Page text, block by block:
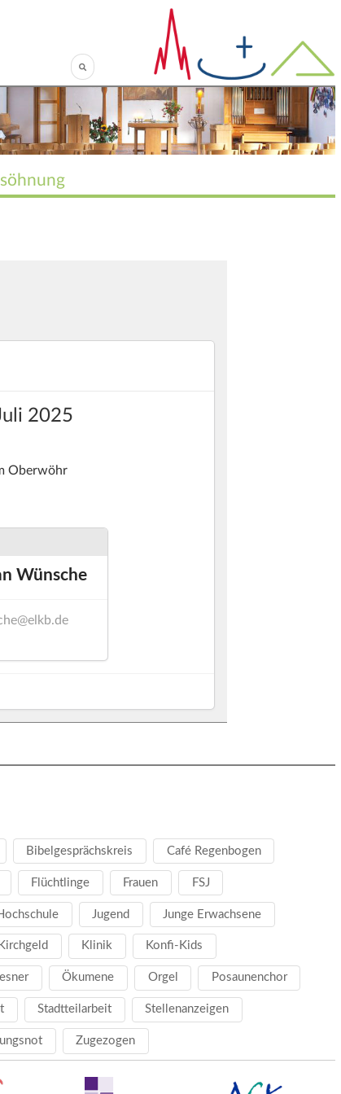
2025
Oberwöhr
Wünsche
Bibelgesprächskreis Café Regenbogen
Flüchtlinge Frauen FSJ
Jugend Junge Erwachsene
Kirchgeld Klinik Konfi-Kids
Ökumene Orgel Posaunenchor
Stadtteilarbeit Stellenanzeigen
Zugezogen